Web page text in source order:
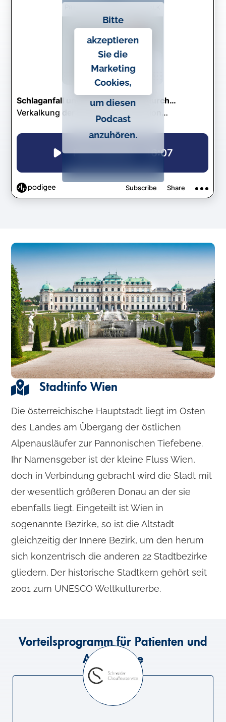
Bitte
akzeptieren
Sie die
Marketing
Cookies,
um diesen
Podcast
anzuhören.
Stadtinfo Wien
Die österreichische Hauptstadt liegt im Osten
des Landes am Übergang der östlichen
Alpenausläufer zur Pannonischen Tiefebene.
Ihr Namensgeber ist der kleine Fluss Wien,
doch in Verbindung gebracht wird die Stadt mit
der wesentlich größeren Donau an der sie
ebenfalls liegt. Eingeteilt ist Wien in
sogenannte Bezirke, so ist die Altstadt
gleichzeitig der Innere Bezirk, um den herum
sich konzentrisch die anderen 22 Stadtbezirke
gliedern. Der historische Stadtkern gehört seit
2001 zum UNESCO Weltkulturerbe.
Vorteilsprogramm für Patienten und
Angehörige